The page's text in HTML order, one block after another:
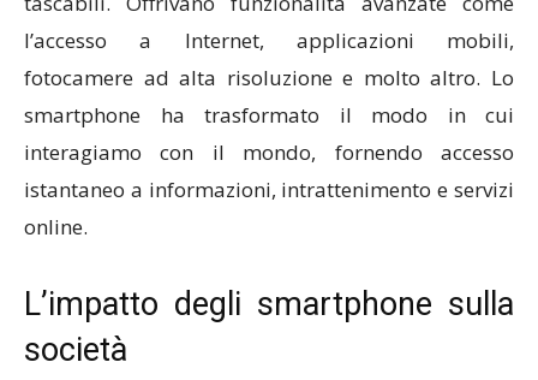
l’accesso a Internet, applicazioni mobili,
fotocamere ad alta risoluzione e molto altro. Lo
smartphone ha trasformato il modo in cui
interagiamo con il mondo, fornendo accesso
istantaneo a informazioni, intrattenimento e servizi
online.
L’impatto degli smartphone sulla
società